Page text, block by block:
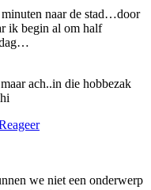
naar de stad…door
ik begin al om half
ach..in die hobbezak
we niet een onderwerp